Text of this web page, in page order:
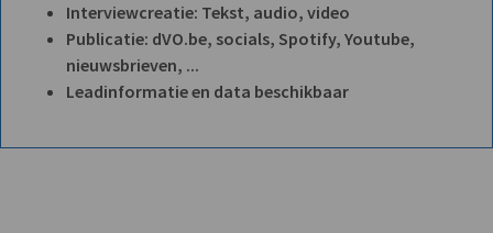
Interviewcreatie: Tekst, audio, video
Publicatie: dVO.be, socials, Spotify, Youtube,
nieuwsbrieven, ...
Leadinformatie en data beschikbaar